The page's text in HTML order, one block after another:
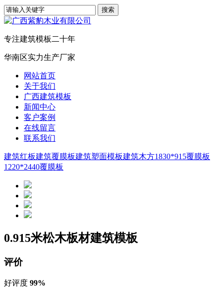
专注建筑模板二十年
华南区实力生产厂家
网站首页
关于我们
广西建筑模板
新闻中心
客户案例
在线留言
联系我们
建筑红板建筑覆膜板建筑塑面模板建筑木方1830*915覆膜板
1220*2440覆膜板
0.915米松木板材建筑模板
评价
好评度 99%